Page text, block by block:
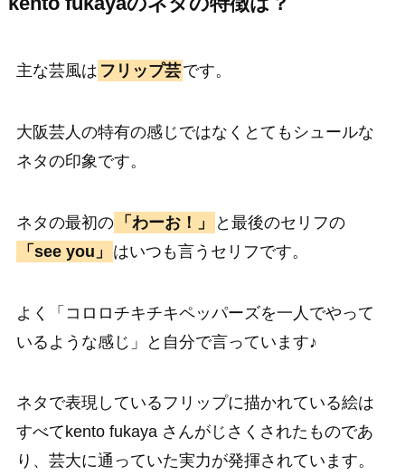
主な芸風は フリップ芸です。
大阪芸人の特有の感じではなくとてもシュールな
ネタの印象です。
ネタの最初の 「わーお！」
と最後のセリフの
「see you」
はいつも言うセリフです。
よく「コロロチキチキペッパーズを一人でやって
いるような感じ」と自分で言っています♪
ネタで表現しているフリップに描かれている絵は
すべてkento fukaya さんがじさくされたものであ
り、芸大に通っていた実力が発揮されています。